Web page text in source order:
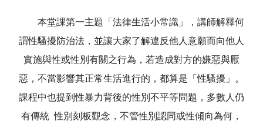
本堂課第一主題「法律生活小常識」，講師解釋何
謂性騷擾防治法，並讓大家了解違反他人意願而向他人
實施與性或性別有關之行為，若造成對方的嫌惡與厭
惡，不當影響其正常生活進行的，都算是「性騷擾」。
課程中也提到性暴力背後的性別不平等問題，多數人仍
有傳統 性別刻板觀念，不管性別認同或性傾向為何，